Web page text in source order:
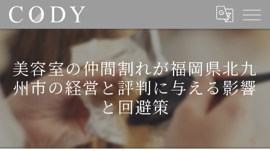
美容室の仲間割れが福岡県北九
州市の経営と評判に与える影響
と回避策